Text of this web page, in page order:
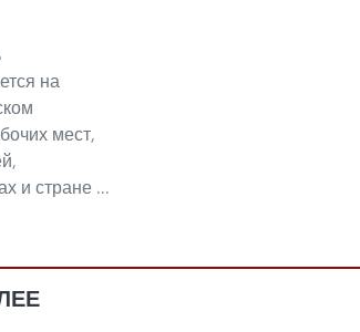
на
мест,
и стране ...